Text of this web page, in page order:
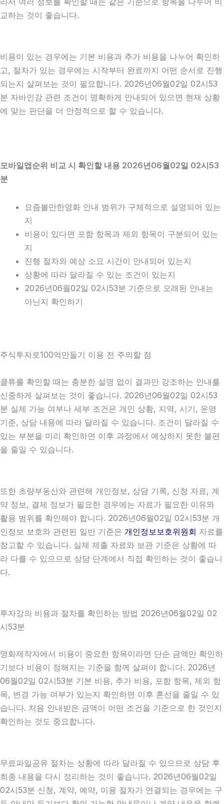
교하는 것이 좋습니다.
비용이 있는 경우에는 기본 비용과 추가 비용을 나누어 확인하
고, 절차가 있는 경우에는 시작부터 완료까지 어떤 순서로 진행
되는지 살펴보는 것이 필요합니다. 2026년06월02일 02시53
분 자바인강 관련 조건이 명확하게 안내되어 있으면 현재 상황
에 맞는 판단을 더 안정적으로 할 수 있습니다.
모바일앱순위 비교 시 확인할 내용 2026년06월02일 02시53
분
요즘볼만한영화 안내 범위가 구체적으로 설명되어 있는
지
비용이 있다면 포함 항목과 제외 항목이 구분되어 있는
지
진행 절차와 예상 소요 시간이 안내되어 있는지
상황에 따라 달라질 수 있는 조건이 있는지
2026년06월02일 02시53분 기준으로 오래된 안내는
아닌지 확인하기
주식투자로100억만들기 이용 전 주의할 점
클튜를 확인할 때는 충분한 설명 없이 결과만 강조하는 안내를
신중하게 살펴보는 것이 좋습니다. 2026년06월02일 02시53
분 실제 가능 여부나 세부 조건은 개인 상황, 지역, 시기, 운영
기준, 상담 내용에 따라 달라질 수 있습니다. 조건이 달라질 수
있는 부분을 미리 확인하면 이후 과정에서 예상하지 못한 불편
을 줄일 수 있습니다.
또한 초량부동산와 관련해 개인정보, 상담 기록, 신청 자료, 계
약 정보, 결제 정보가 필요한 경우에는 자료가 필요한 이유와
활용 범위를 확인해야 합니다. 2026년06월02일 02시53분 개
인정보 보호와 관련된 일반 기준은 개인정보보호위원회 자료를
참고할 수 있습니다. 실제 제출 자료와 보관 기준은 상황에 따
라 다를 수 있으므로 상담 단계에서 직접 확인하는 것이 좋습니
다.
투자강의 비용과 절차를 확인하는 방법 2026년06월02일 02
시53분
영화제작자에서 비용이 중요한 항목이라면 단순 금액만 확인하
기보다 비용이 정해지는 기준을 함께 살펴야 합니다. 2026년
06월02일 02시53분 기본 비용, 추가 비용, 포함 항목, 제외 항
목, 변경 가능 여부가 있는지 확인하면 이후 혼선을 줄일 수 있
습니다. 처음 안내받은 금액이 어떤 조건을 기준으로 한 것인지
확인하는 것도 중요합니다.
무료파일공유 절차는 상황에 따라 달라질 수 있으므로 상담 후
최종 내용을 다시 정리하는 것이 좋습니다. 2026년06월02일
02시53분 신청, 계약, 예약, 이용 절차가 연결되는 경우에는 구